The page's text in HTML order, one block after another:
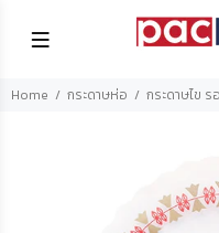
Home กระดาษห่อ กระดาษไข